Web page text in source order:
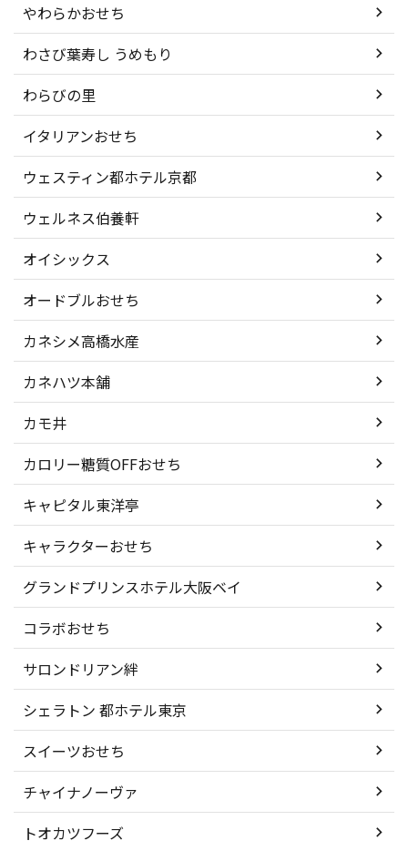
やわらかおせち
わさび葉寿し うめもり
わらびの里
イタリアンおせち
ウェスティン都ホテル京都
ウェルネス伯養軒
オイシックス
オードブルおせち
カネシメ高橋水産
カネハツ本舗
カモ井
カロリー糖質OFFおせち
キャピタル東洋亭
キャラクターおせち
グランドプリンスホテル大阪ベイ
コラボおせち
サロンドリアン絆
シェラトン 都ホテル東京
スイーツおせち
チャイナノーヴァ
トオカツフーズ